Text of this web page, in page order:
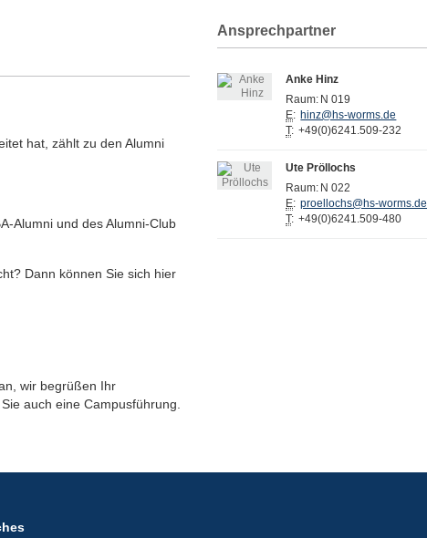
hat, zählt zu den Alumni
Alumni und des Alumni-Club
Dann können Sie sich hier
wir begrüßen Ihr
auch eine Campusführung.
Ansprechpartner
Anke Hinz
Raum: N 019
E: hinz@hs-worms.de
T: +49(0)6241.509-232
Ute Pröllochs
Raum: N 022
E: proellochs@hs-worms.de
T: +49(0)6241.509-480